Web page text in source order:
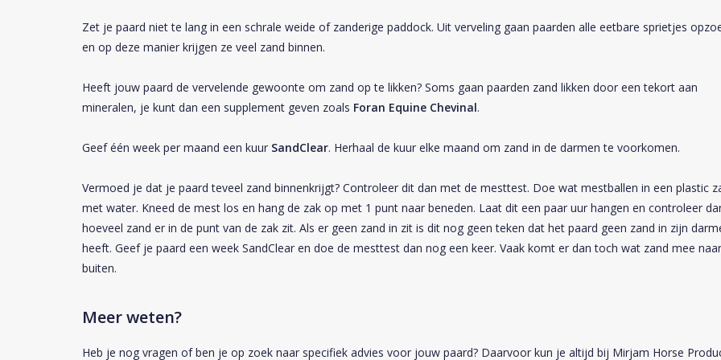
Zet je paard niet te lang in een schrale weide of zanderige paddock. Uit verveling gaan paarden alle eetbare sprietjes
en op deze manier krijgen ze veel zand binnen.
Heeft jouw paard de vervelende gewoonte om zand op te likken? Soms gaan paarden zand likken door een tekort aan
mineralen, je kunt dan een supplement geven zoals Foran Equine Chevinal.
Geef één week per maand een kuur SandClear. Herhaal de kuur elke maand om zand in de darmen te voorkomen.
Vermoed je dat je paard teveel zand binnenkrijgt? Controleer dit dan met de mesttest. Doe wat mestballen in een plastic
met water. Kneed de mest los en hang de zak op met 1 punt naar beneden. Laat dit een paar uur hangen en controleer
hoeveel zand er in de punt van de zak zit. Als er geen zand in zit is dit nog geen teken dat het paard geen zand in zijn
heeft. Geef je paard een week SandClear en doe de mesttest dan nog een keer. Vaak komt er dan toch wat zand mee naar
buiten.
Meer weten?
Heb je nog vragen of ben je op zoek naar specifiek advies voor jouw paard? Daarvoor kun je altijd bij Mirjam Horse